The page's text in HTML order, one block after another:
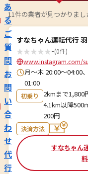
あ
る
ご
質
問
お
問
い
合
わ
せ
代
行
11件の業者が見つかりまし
すなちゃん運転代行
★★★★★-(0件)
www.instagram.com/
月～木 20:00～04:00
01:00
初乗り
2kmまで1,800
4.1km以降500
200円
決済方法
すなちゃん